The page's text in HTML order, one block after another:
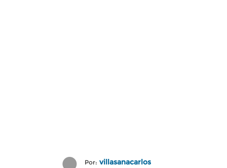
Por: villasanacarlos